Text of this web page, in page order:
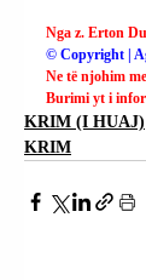
Nga z. Erton
© Copyright |
Ne të njohim
Burimi yt i
KRIM (I HUAJ)
KRIM